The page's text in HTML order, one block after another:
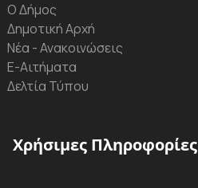
Ο Δήμος
Δημοτική Αρχή
Νέα - Ανακοινώσεις
Ε-Αιτήματα
Δελτία Τύπου
Χρήσιμες Πληροφορίες